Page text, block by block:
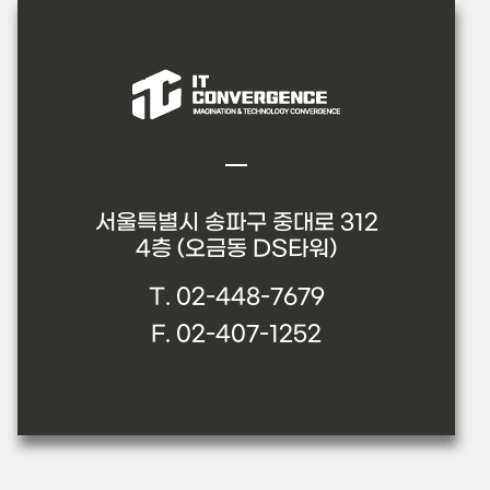
서울특별시 송파구 중대로 312
4층 (오금동 DS타워)
T. 02-448-7679
F. 02-407-1252